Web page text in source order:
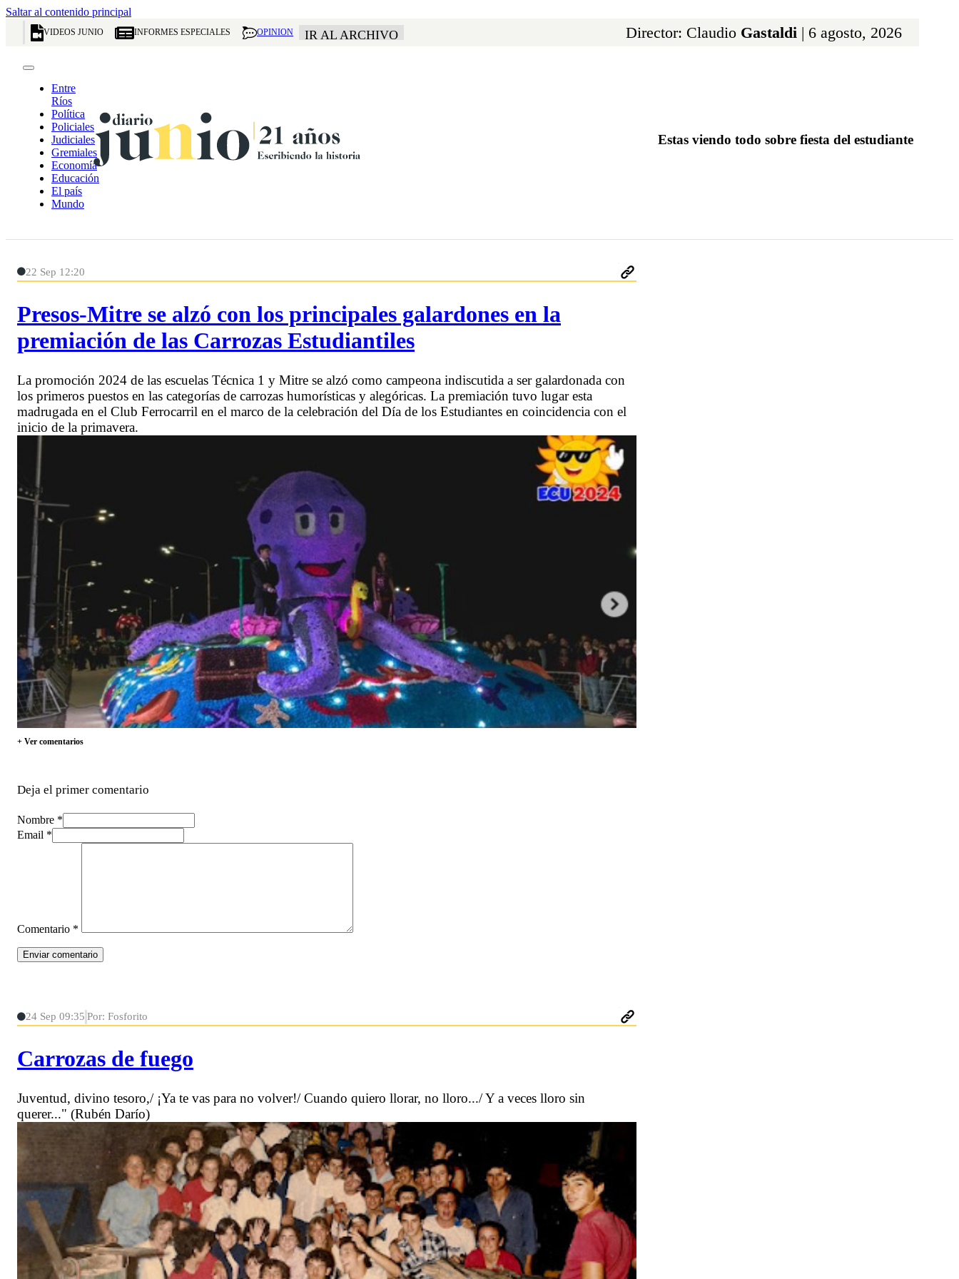
Saltar al contenido principal
VIDEOS JUNIO INFORMES ESPECIALES OPINION IR AL ARCHIVO Director: Claudio Gastaldi | 6 agosto, 2026
Entre
Ríos
Política
Policiales
Judiciales
Gremiales
Economía
Educación
El país
Mundo
Estas viendo todo sobre fiesta del estudiante
22 Sep 12:20
Presos-Mitre se alzó con los principales galardones en la
premiación de las Carrozas Estudiantiles
La promoción 2024 de las escuelas Técnica 1 y Mitre se alzó como campeona indiscutida a ser galardonada con
los primeros puestos en las categorías de carrozas humorísticas y alegóricas. La premiación tuvo lugar esta
madrugada en el Club Ferrocarril en el marco de la celebración del Día de los Estudiantes en coincidencia con el
inicio de la primavera.
+ Ver comentarios
Deja el primer comentario
Nombre *
Email *
Comentario *
24 Sep 09:35 Por: Fosforito
Carrozas de fuego
Juventud, divino tesoro,/ ¡Ya te vas para no volver!/ Cuando quiero llorar, no lloro.../ Y a veces lloro sin
querer..." (Rubén Darío)